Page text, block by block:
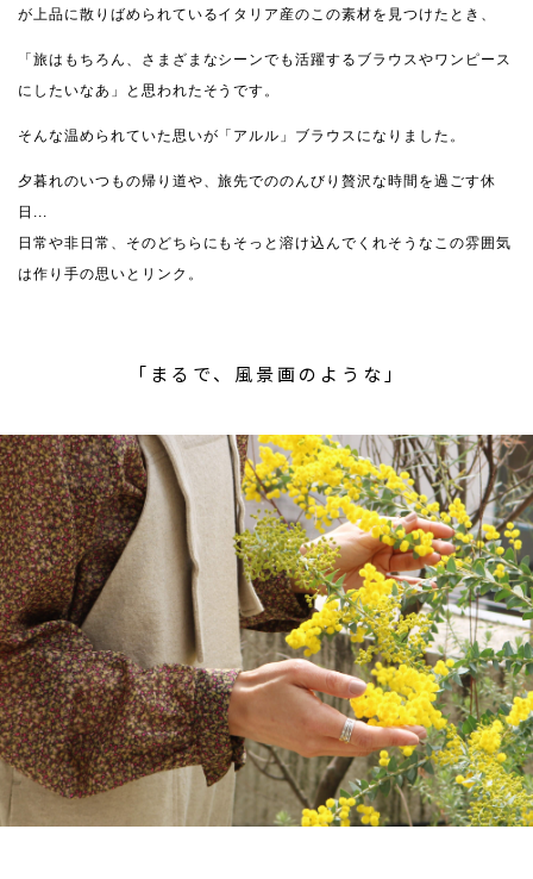
が上品に散りばめられているイタリア産のこの素材を見つけたとき、
「旅はもちろん、さまざまなシーンでも活躍するブラウスやワンピース
にしたいなあ」と思われたそうです。
そんな温められていた思いが「アルル」ブラウスになりました。
夕暮れのいつもの帰り道や、旅先でののんびり贅沢な時間を過ごす休
日...
日常や非日常、そのどちらにもそっと溶け込んでくれそうなこの雰囲気
は作り手の思いとリンク。
「まるで、風景画のような」